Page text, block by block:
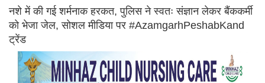
नशे में की गई शर्मनाक हरकत, पुलिस ने स्वतः संज्ञान लेकर बैंककर्मी
को भेजा जेल, सोशल मीडिया पर #AzamgarhPeshabKand
ट्रेंड